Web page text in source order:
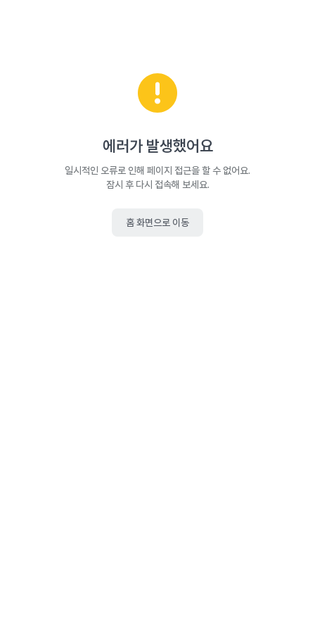
에러가 발생했어요
일시적인 오류로 인해 페이지 접근을 할 수 없어요.
잠시 후 다시 접속해 보세요.
홈 화면으로 이동